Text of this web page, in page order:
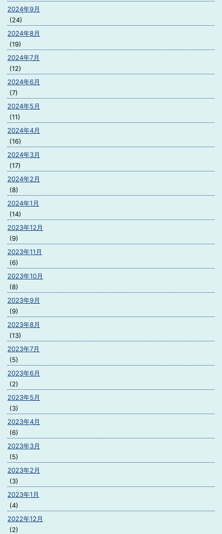
2024年9月
(24)
2024年8月
(19)
2024年7月
(12)
2024年6月
(7)
2024年5月
(11)
2024年4月
(16)
2024年3月
(17)
2024年2月
(8)
2024年1月
(14)
2023年12月
(9)
2023年11月
(6)
2023年10月
(8)
2023年9月
(9)
2023年8月
(13)
2023年7月
(5)
2023年6月
(2)
2023年5月
(3)
2023年4月
(6)
2023年3月
(5)
2023年2月
(3)
2023年1月
(4)
2022年12月
(2)